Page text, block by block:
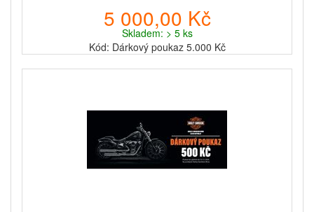
5 000,00 Kč
Skladem: > 5 ks
Kód: Dárkový poukaz 5.000 Kč